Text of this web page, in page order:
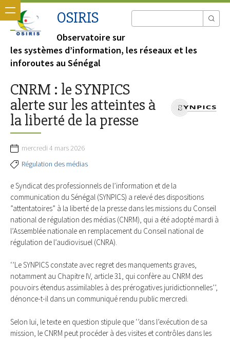
OSIRIS
Observatoire sur
les systèmes d’information, les réseaux et les
inforoutes au Sénégal
CNRM : le SYNPICS
alerte sur les atteintes à
la liberté de la presse
mercredi 4 mars 2026
Régulation des médias
e Syndicat des professionnels de l’information et de la
communication du Sénégal (SYNPICS) a relevé des dispositions
”attentatoires” à la liberté de la presse dans les missions du Conseil
national de régulation des médias (CNRM), qui a été adopté mardi à
l’Assemblée nationale en remplacement du Conseil national de
régulation de l’audiovisuel (CNRA).
‘’Le SYNPICS constate avec regret des manquements graves,
notamment au Chapitre IV, article 31, qui confère au CNRM des
pouvoirs étendus assimilables à des prérogatives juridictionnelles’’,
dénonce-t-il dans un communiqué rendu public mercredi.
Selon lui, le texte en question stipule que ‘’dans l’exécution de sa
mission, le CNRM peut procéder à des visites et contrôles dans les